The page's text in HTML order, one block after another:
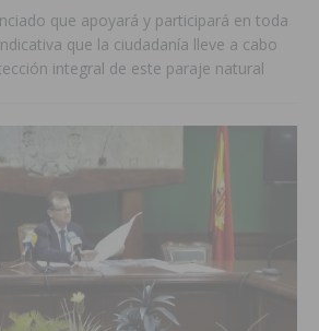
que apoyará y participará en toda
que la ciudadanía lleve a cabo
integral de este paraje natural